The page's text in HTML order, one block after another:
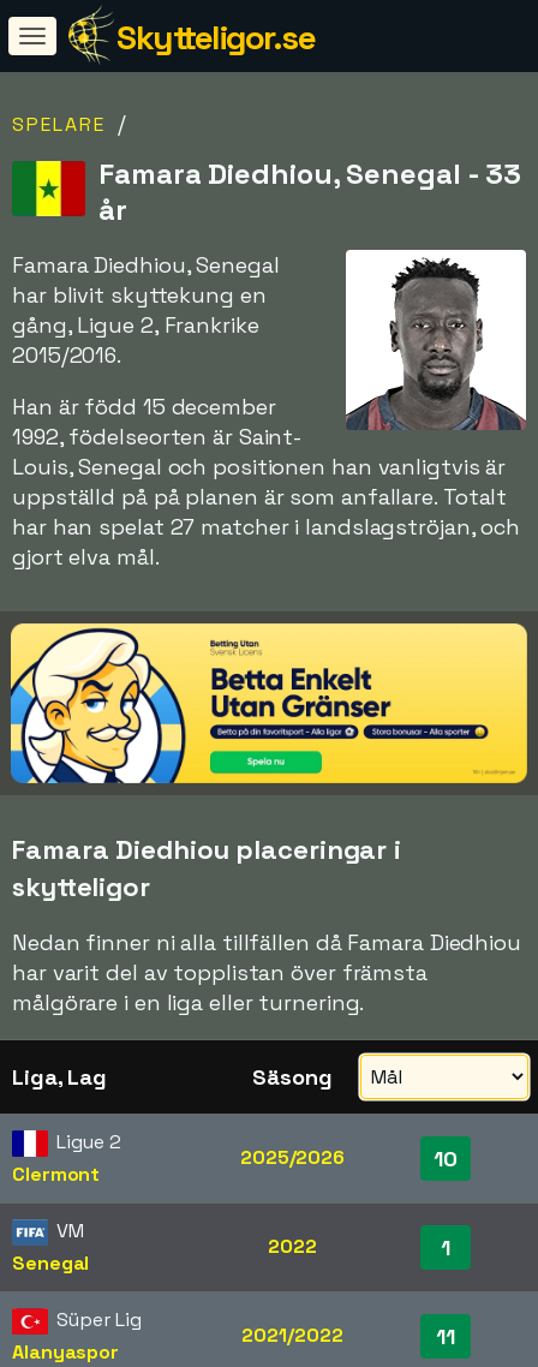
Skytteligor.se
SPELARE /
Famara Diedhiou, Senegal - 33
år
Famara Diedhiou, Senegal
har blivit skyttekung en
gång, Ligue 2, Frankrike
2015/2016.
Han är född 15 december
1992, födelseorten är Saint-
Louis, Senegal och positionen han vanligtvis är
uppställd på på planen är som anfallare. Totalt
har han spelat 27 matcher i landslagströjan, och
gjort elva mål.
Famara Diedhiou placeringar i
skytteligor
Nedan finner ni alla tillfällen då Famara Diedhiou
har varit del av topplistan över främsta
målgörare i en liga eller turnering.
Liga, Lag Säsong
Ligue 2
Clermont
2025/2026 10
VM
Senegal
2022 1
Süper Lig
Alanyaspor
2021/2022 11